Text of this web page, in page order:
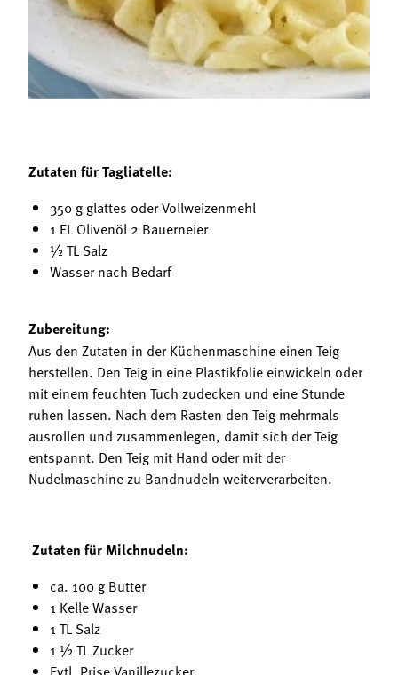
Mitgliedschaft
Landessekretariat
Bäuerliche Buffets
Hofgeschichten
Zutaten für Tagliatelle:
350 g glattes oder Vollweizenmehl
1 EL Olivenöl 2 Bauerneier
½ TL Salz
Wasser nach Bedarf
Zubereitung:
Aus den Zutaten in der Küchenmaschine einen Teig
herstellen. Den Teig in eine Plastikfolie einwickeln oder
mit einem feuchten Tuch zudecken und eine Stunde
ruhen lassen. Nach dem Rasten den Teig mehrmals
ausrollen und zusammenlegen, damit sich der Teig
entspannt. Den Teig mit Hand oder mit der
Nudelmaschine zu Bandnudeln weiterverarbeiten.
Zutaten für Milchnudeln:
ca. 100 g Butter
1 Kelle Wasser
1 TL Salz
1 ½ TL Zucker
Evtl. Prise Vanillezucker